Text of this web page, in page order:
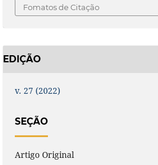
Fomatos de Citação
EDIÇÃO
v. 27 (2022)
SEÇÃO
Artigo Original